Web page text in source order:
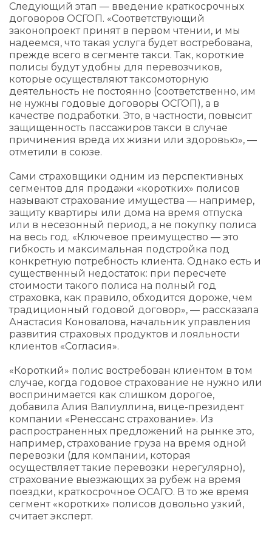
Следующий этап — введение краткосрочных
договоров ОСГОП. «Соответствующий
законопроект принят в первом чтении, и мы
надеемся, что такая услуга будет востребована,
прежде всего в сегменте такси. Так, короткие
полисы будут удобны для перевозчиков,
которые осуществляют таксомоторную
деятельность не постоянно (соответственно, им
не нужны годовые договоры ОСГОП), а в
качестве подработки. Это, в частности, повысит
защищенность пассажиров такси в случае
причинения вреда их жизни или здоровью», —
отметили в союзе.
Сами страховщики одним из перспективных
сегментов для продажи «коротких» полисов
называют страхование имущества — например,
защиту квартиры или дома на время отпуска
или в несезонный период, а не покупку полиса
на весь год. «Ключевое преимущество — это
гибкость и максимальная подстройка под
конкретную потребность клиента. Однако есть и
существенный недостаток: при пересчете
стоимости такого полиса на полный год
страховка, как правило, обходится дороже, чем
традиционный годовой договор», — рассказала
Анастасия Коновалова, начальник управления
развития страховых продуктов и лояльности
клиентов «Согласия».
«Короткий» полис востребован клиентом в том
случае, когда годовое страхование не нужно или
воспринимается как слишком дорогое,
добавила Алия Валиуллина, вице-президент
компании «Ренессанс страхование». Из
распространенных предложений на рынке это,
например, страхование груза на время одной
перевозки (для компании, которая
осуществляет такие перевозки нерегулярно),
страхование выезжающих за рубеж на время
поездки, краткосрочное ОСАГО. В то же время
сегмент «коротких» полисов довольно узкий,
считает эксперт.